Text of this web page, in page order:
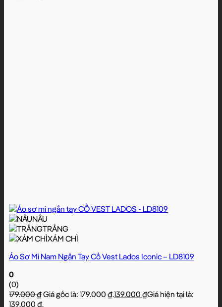
NÂU
TRẮNG
XÁM CHÌ
Áo Sơ Mi Nam Ngắn Tay Cổ Vest Lados Iconic – LD8109
0
(0)
179.000₫Giá gốc là: 179.000 ₫.139.000 ₫Giá hiện tại là:
139.000 ₫.